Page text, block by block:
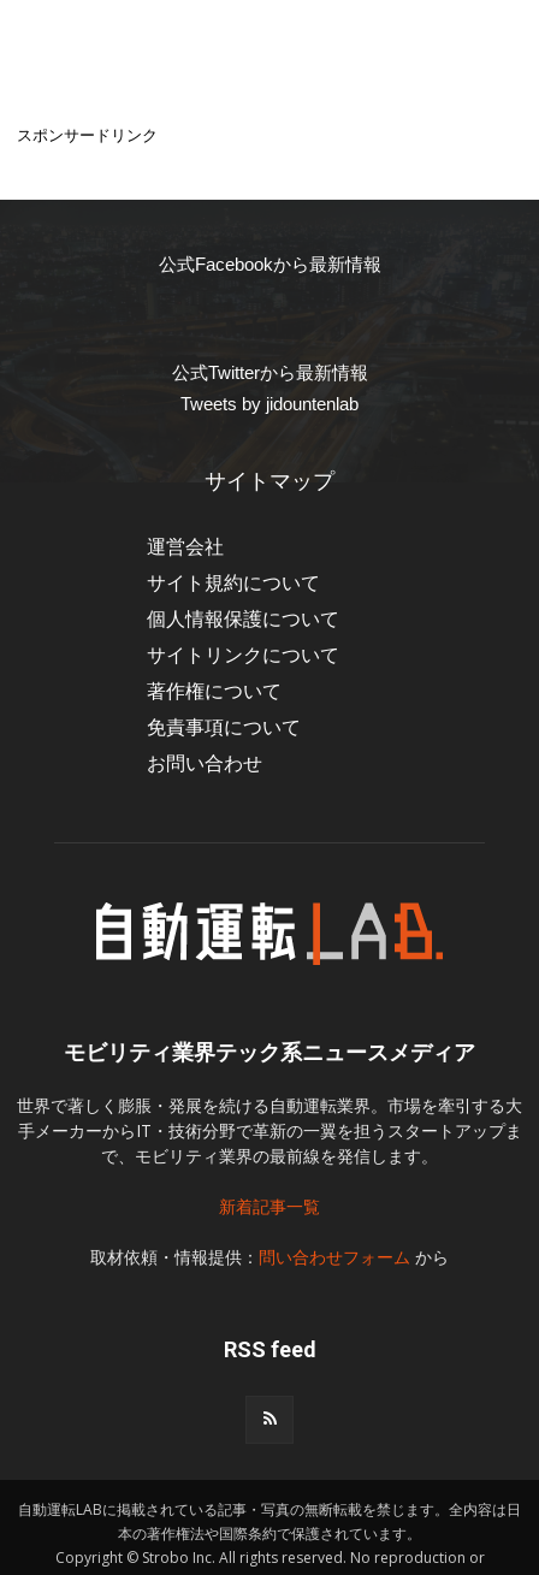
スポンサードリンク
公式Facebookから最新情報
公式Twitterから最新情報
Tweets by jidountenlab
サイトマップ
運営会社
サイト規約について
個人情報保護について
サイトリンクについて
著作権について
免責事項について
お問い合わせ
モビリティ業界テック系ニュースメディア
世界で著しく膨脹・発展を続ける自動運転業界。市場を牽引する大
手メーカーからIT・技術分野で革新の一翼を担うスタートアップま
で、モビリティ業界の最前線を発信します。
新着記事一覧
取材依頼・情報提供： 問い合わせフォーム から
RSS feed
自動運転LABに掲載されている記事・写真の無断転載を禁じます。全内容は日
本の著作権法や国際条約で保護されています。
Copyright © Strobo Inc. All rights reserved. No reproduction or